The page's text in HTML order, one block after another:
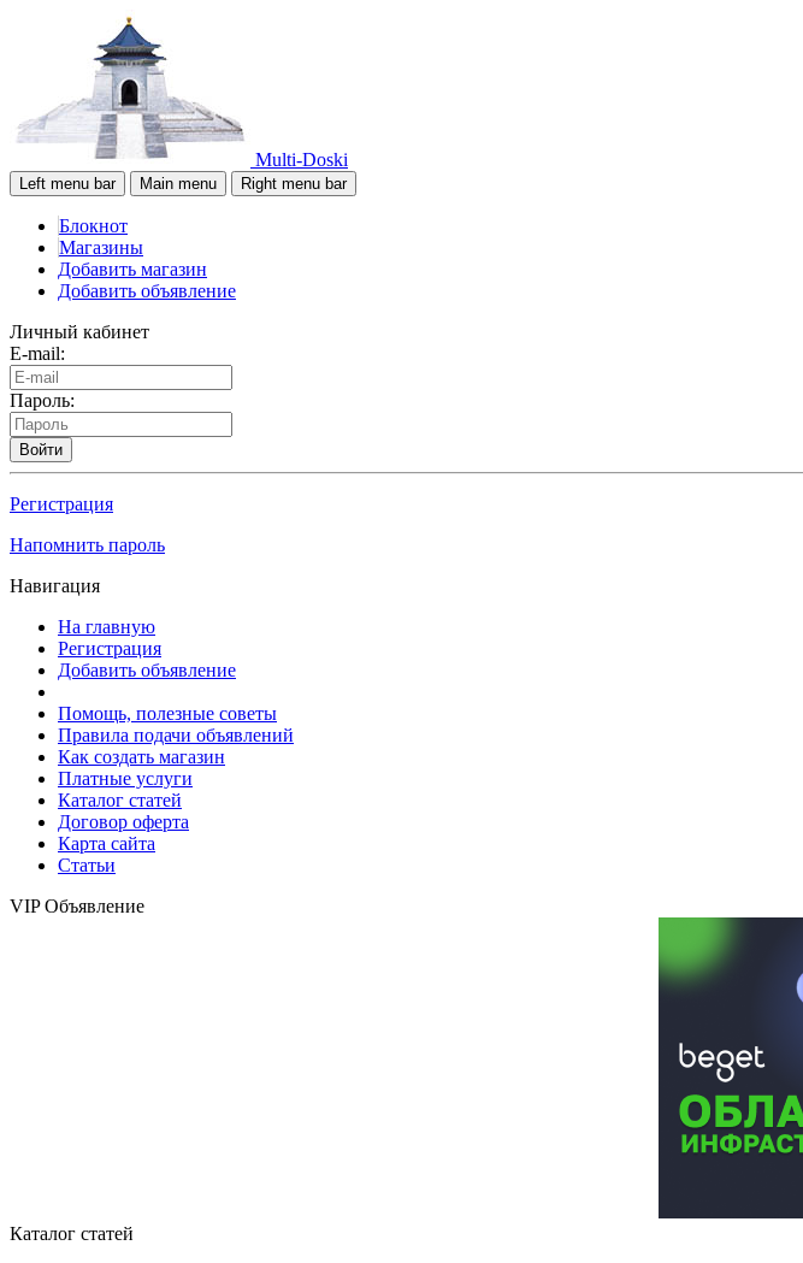
Multi-Doski
Left menu bar Main menu Right menu bar
Блокнот
Магазины
Добавить магазин
Добавить объявление
Личный кабинет
E-mail:
Пароль:
Войти
Регистрация
Напомнить пароль
Навигация
На главную
Регистрация
Добавить объявление
Помощь, полезные советы
Правила подачи объявлений
Как создать магазин
Платные услуги
Каталог статей
Договор оферта
Карта сайта
Статьи
VIP Объявление
Каталог статей